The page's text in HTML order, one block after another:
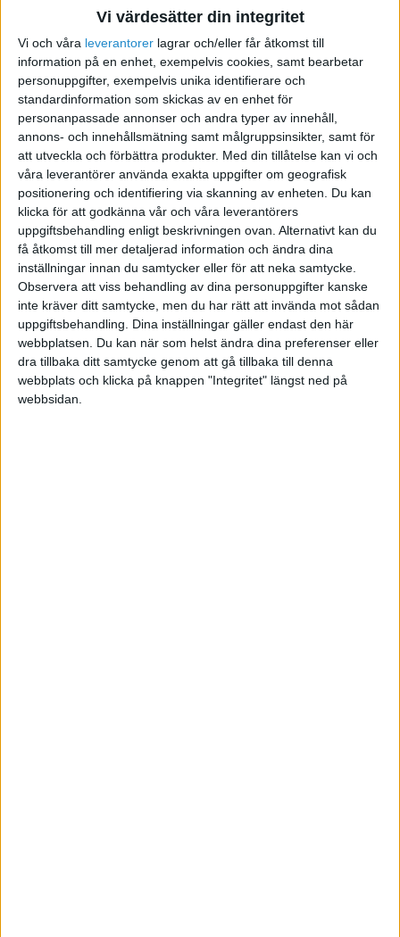
Vi värdesätter din integritet
Vi och våra leverantorer lagrar och/eller får åtkomst till
information på en enhet, exempelvis cookies, samt bearbetar
personuppgifter, exempelvis unika identifierare och
standardinformation som skickas av en enhet för
personanpassade annonser och andra typer av innehåll,
annons- och innehållsmätning samt målgruppsinsikter, samt för
att utveckla och förbättra produkter. Med din tillåtelse kan vi och
våra leverantörer använda exakta uppgifter om geografisk
positionering och identifiering via skanning av enheten. Du kan
klicka för att godkänna vår och våra leverantörers
uppgiftsbehandling enligt beskrivningen ovan. Alternativt kan du
få åtkomst till mer detaljerad information och ändra dina
inställningar innan du samtycker eller för att neka samtycke.
Observera att viss behandling av dina personuppgifter kanske
inte kräver ditt samtycke, men du har rätt att invända mot sådan
uppgiftsbehandling. Dina inställningar gäller endast den här
webbplatsen. Du kan när som helst ändra dina preferenser eller
dra tillbaka ditt samtycke genom att gå tillbaka till denna
webbplats och klicka på knappen "Integritet" längst ned på
webbsidan.
Startify:
Regga "Bolagsnamn Se AB" då kanske.
Varför vill du ha domännamnet som
bolagsnamn?
........
Emil Pettersson
2023-04-13 20:27
Om du redan äger domännamnet så spelar det
väl ingen roll om bolagsnamnet slutar på AB eller
SE?